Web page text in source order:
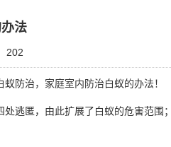
法
202
防治，家庭室内防治白蚁的办法！
逃匿，由此扩展了白蚁的危害范围